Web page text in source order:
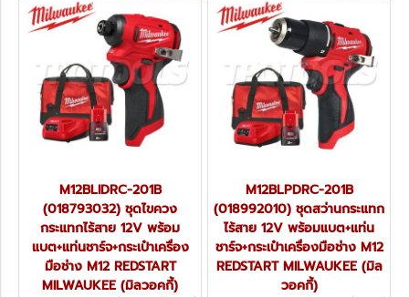
M12BLIDRC-201B
(018793032) ชุดไขควง
กระแทกไร้สาย 12V พร้อม
แบต+แท่นชาร์จ+กระเป๋าเครื่อง
มือช่าง M12 REDSTART
MILWAUKEE (มิลวอคกี้)
M12BLPDRC-201B
(018992010) ชุดสว่านกระแทก
ไร้สาย 12V พร้อมแบต+แท่น
ชาร์จ+กระเป๋าเครื่องมือช่าง M12
REDSTART MILWAUKEE (มิล
วอคกี้)